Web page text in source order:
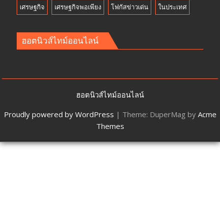
เศรษฐกิจ เศรษฐกิจพอเพียง โฟกัสข่าวเด่น ในประเทศ
ฮอตนิวส์ไทม์ออนไลน์
ฮอตนิวส์ไทม์ออนไลน์
Proudly powered by WordPress | Theme: DuperMag by Acme
Themes